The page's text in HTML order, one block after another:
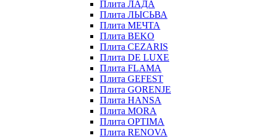
Плита ЛАДА
Плита ЛЫСЬВА
Плита МЕЧТА
Плита BEKO
Плита CEZARIS
Плита DE LUXE
Плита FLAMA
Плита GEFEST
Плита GORENJE
Плита HANSA
Плита MORA
Плита OPTIMA
Плита RENOVA